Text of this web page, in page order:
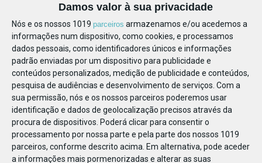
Damos valor à sua privacidade
Nós e os nossos 1019 parceiros armazenamos e/ou acedemos a
informações num dispositivo, como cookies, e processamos
dados pessoais, como identificadores únicos e informações
padrão enviadas por um dispositivo para publicidade e
conteúdos personalizados, medição de publicidade e conteúdos,
pesquisa de audiências e desenvolvimento de serviços. Com a
sua permissão, nós e os nossos parceiros poderemos usar
identificação e dados de geolocalização precisos através da
procura de dispositivos. Poderá clicar para consentir o
processamento por nossa parte e pela parte dos nossos 1019
parceiros, conforme descrito acima. Em alternativa, pode aceder
a informações mais pormenorizadas e alterar as suas